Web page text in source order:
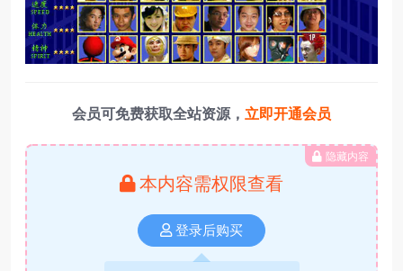
会员可免费获取全站资源， 立即开通会员
隐藏内容
本内容需权限查看
登录后购买